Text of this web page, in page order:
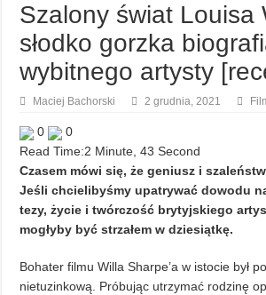
Najciekawsze książki o kobietach nauki
Najlepsze mangi dla dorosłych
Najciekawsze zapowiedzi komiksowe na 2023 rok
Szalony świat Louisa
słodko gorzka
wybitnego artysty
Maciej Bachorski 2 grudnia, 2021
0
0
Read Time:2 Minute, 43 Second
Czasem mówi się, że geniusz i
Jeśli chcielibyśmy upatrywać dowodu
tezy, życie i twórczość brytyjskiego
mogłyby być strzałem w dziesiątkę.
Bohater filmu Willa Sharpe’a w istocie był
nietuzinkową. Próbując utrzymać rodzinę